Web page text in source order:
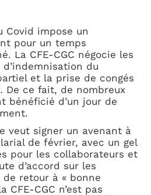
Covid impose un
pour un temps
La CFE-CGC négocie les
du
et la prise de congés
. De ce fait, de nombreux
bénéficié d’un jour de
veut signer un avenant à
de février, avec un gel
pour les collaborateurs et
d’accord sur les
retour à « bonne
CFE-CGC n’est pas